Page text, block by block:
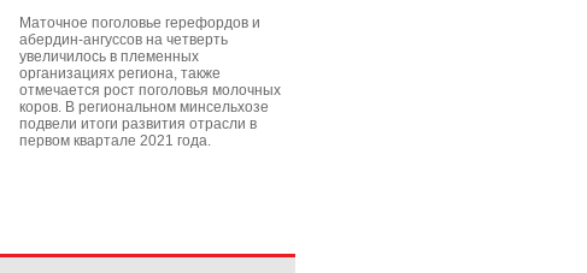
Маточное поголовье герефордов и
абердин-ангуссов на четверть
увеличилось в племенных
организациях региона, также
отмечается рост поголовья молочных
коров. В региональном минсельхозе
подвели итоги развития отрасли в
первом квартале 2021 года.